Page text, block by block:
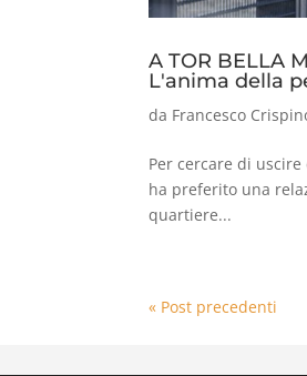
A TOR BELLA
L'anima della
da Francesco
Per cercare di
ha preferito una
quartiere...
« Post precedenti